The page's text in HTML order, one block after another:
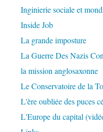
Inginierie sociale et
Inside Job
La grande imposture
La Guerre Des Nazis
la mission anglosaxonne
Le Conservatoire de la
L'ère oubliée des puces
L'Europe du capital